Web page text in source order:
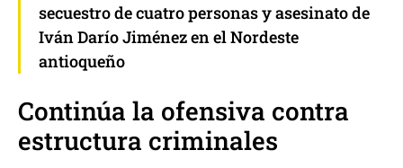
secuestro de cuatro personas y asesinato de
Iván Darío Jiménez en el Nordeste
antioqueño
Continúa la ofensiva contra
estructura criminales